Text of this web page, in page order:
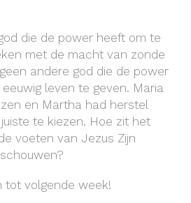
die de power heeft om te
met de macht van zonde
andere god die de power
leven te geven. Maria
en Martha had herstel
te kiezen. Hoe zit het
voeten van Jezus Zijn
tot volgende week!